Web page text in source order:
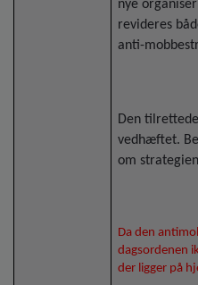
nye
revideres
anti-
Den
vedhæftet.
om
Da den
dagsordenen
der ligger på